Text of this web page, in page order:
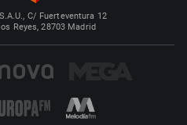
C/ Fuerteventura 12
Reyes, 28703 Madrid